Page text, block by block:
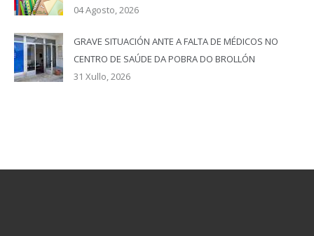
04 Agosto, 2026
GRAVE SITUACIÓN ANTE A FALTA DE MÉDICOS NO
CENTRO DE SAÚDE DA POBRA DO BROLLÓN
31 Xullo, 2026